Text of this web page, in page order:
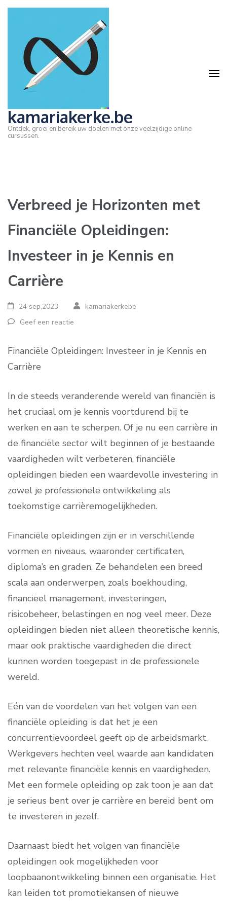
Ga
Enter)
kamariakerke.be
Ontdek, groei en bereik uw doelen met onze veelzijdige online
cursussen.
Verbreed je Horizonten met
Financiële Opleidingen:
Investeer in je Kennis en
Carrière
24 sep,2023
kamariakerkebe
Geef een reactie
Financiële Opleidingen: Investeer in je Kennis en
Carrière
In de steeds veranderende wereld van financiën is
het cruciaal om je kennis voortdurend bij te
werken en aan te scherpen. Of je nu een carrière in
de financiële sector wilt beginnen of je bestaande
vaardigheden wilt verbeteren, financiële
opleidingen bieden een waardevolle investering in
zowel je professionele ontwikkeling als
toekomstige carrièremogelijkheden.
Financiële opleidingen zijn er in verschillende
vormen en niveaus, waaronder certificaten,
diploma’s en graden. Ze behandelen een breed
scala aan onderwerpen, zoals boekhouding,
financieel management, investeringen,
risicobeheer, belastingen en nog veel meer. Deze
opleidingen bieden niet alleen theoretische kennis,
maar ook praktische vaardigheden die direct
kunnen worden toegepast in de professionele
wereld.
Eén van de voordelen van het volgen van een
financiële opleiding is dat het je een
concurrentievoordeel geeft op de arbeidsmarkt.
Werkgevers hechten veel waarde aan kandidaten
met relevante financiële kennis en vaardigheden.
Met een formele opleiding op zak toon je aan dat
je serieus bent over je carrière en bereid bent om
te investeren in jezelf.
Daarnaast biedt het volgen van financiële
opleidingen ook mogelijkheden voor
loopbaanontwikkeling binnen een organisatie. Het
kan leiden tot promotiekansen of nieuwe